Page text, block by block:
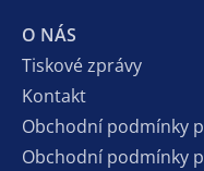
O NÁS
Tiskové zprávy
Kontakt
Obchodní podmínky
Obchodní podmínky